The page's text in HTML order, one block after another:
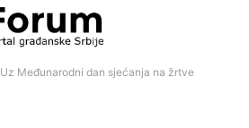
Uz Međunarodni dan sjećanja na žrtve